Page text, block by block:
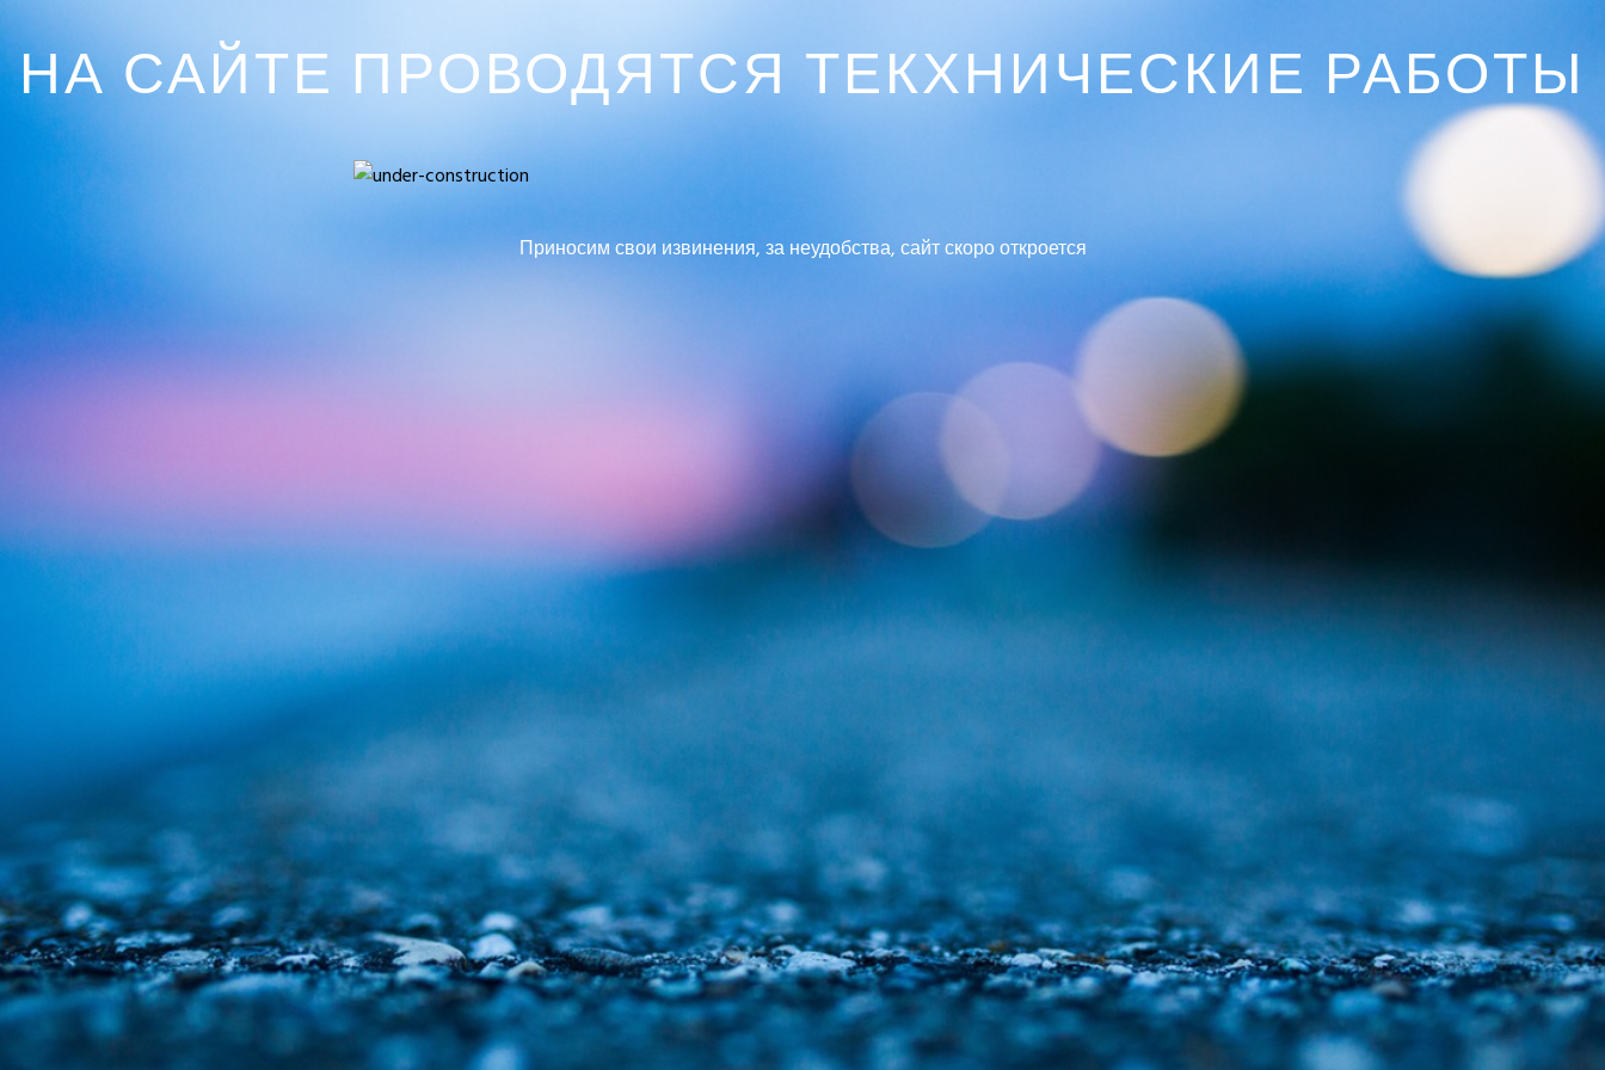
НА САЙТЕ ПРОВОДЯТСЯ ТЕКХНИЧЕСКИЕ РАБОТЫ
Приносим свои извинения, за неудобства, сайт скоро откроется